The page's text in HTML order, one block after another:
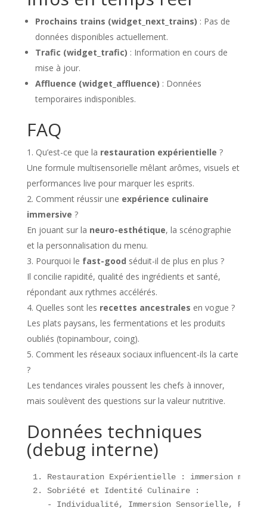
Prochains trains (widget_next_trains) : Pas de
données disponibles actuellement.
Trafic (widget_trafic) : Information en cours de
mise à jour.
Affluence (widget_affluence) : Données
temporaires indisponibles.
FAQ
Qu’est-ce que la restauration expérientielle ?
Une formule multisensorielle mêlant arômes, visuels et
performances live pour marquer les esprits.
Comment réussir une expérience culinaire
immersive ?
En jouant sur la neuro-esthétique, la scénographie
et la personnalisation du menu.
Pourquoi le fast-good séduit-il de plus en plus ?
Il concilie rapidité, qualité des ingrédients et santé,
répondant aux rythmes accélérés.
Quelles sont les recettes ancestrales en vogue ?
Les plats paysans, les fermentations et les produits
oubliés (topinambour, coing).
Comment les réseaux sociaux influencent-ils la carte
?
Les tendances virales poussent les chefs à innover,
mais soulèvent des questions sur la valeur nutritive.
Données techniques
(debug interne)
1. Restauration Expérientielle : immersion
2. Sobriété et Identité Culinaire :
- Individualité, Immersion Sensorielle,